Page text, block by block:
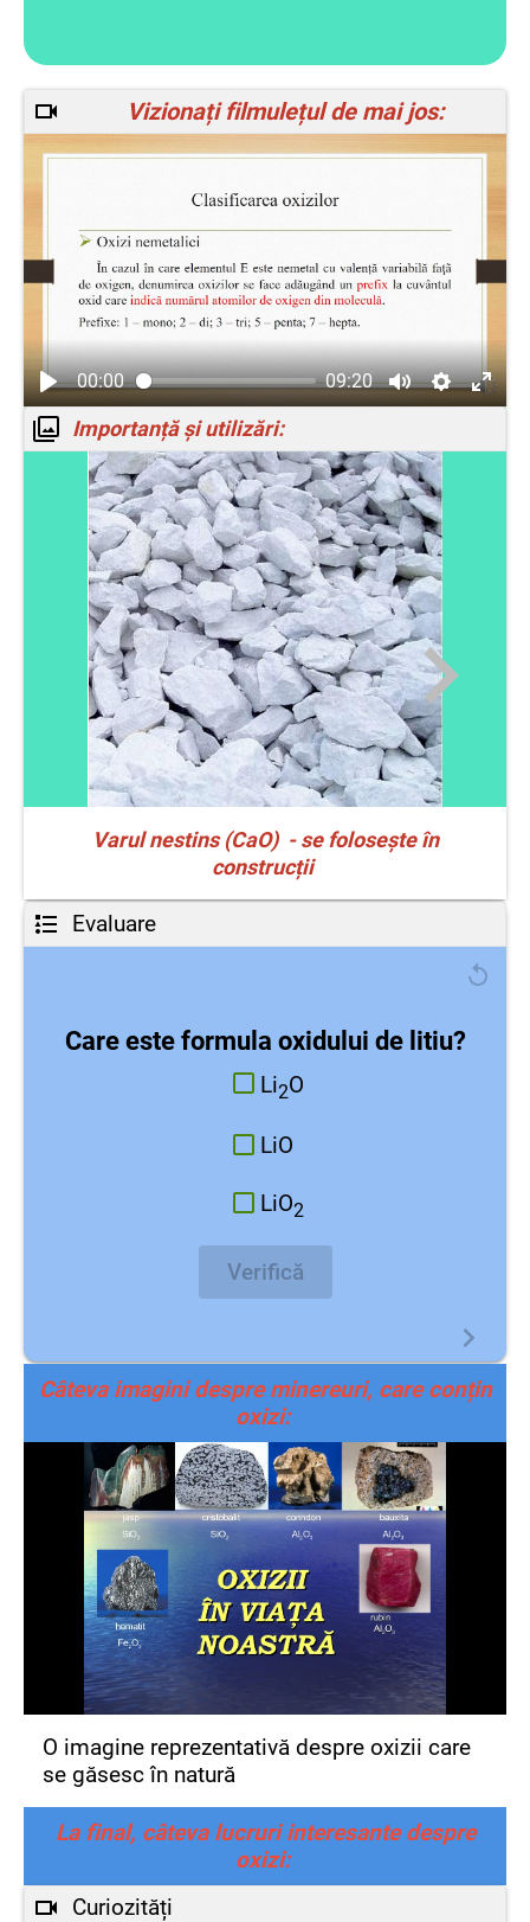
Vizionați filmulețul de mai jos:
00:00 09:20
Importanță și utilizări:
Varul nestins (CaO) - se folosește în
construcții
Evaluare
Care este formula oxidului de litiu?
Li2O
LiO
LiO2
Verifică
Câteva imagini despre minereuri, care conțin
oxizi:
O imagine reprezentativă despre oxizii care
se găsesc în natură
La final, câteva lucruri interesante despre
oxizi:
Curiozități